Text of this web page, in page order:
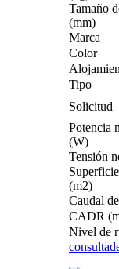
Tamaño
(mm)
Marca
Color
Tipo
Solicitud
Potencia
(W)
Tensión
(m2)
Caudal
CADR
Nivel de
consulta